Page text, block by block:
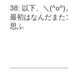
38: 以下、＼(^o^)
最初はなんだまた
思ふ